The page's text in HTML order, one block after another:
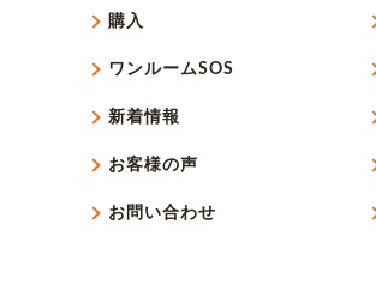
購入
ワンルームSOS
新着情報
お客様の声
お問い合わせ